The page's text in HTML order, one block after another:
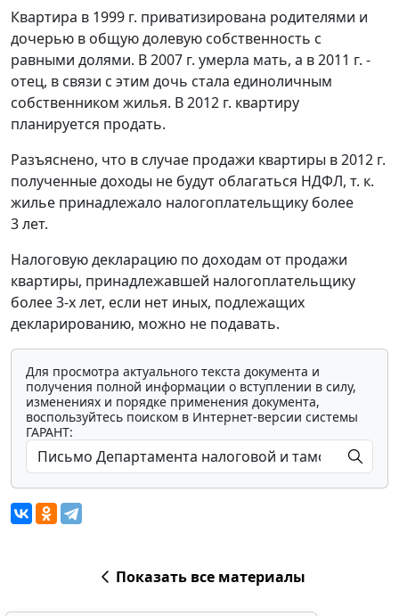
Квартира в 1999 г. приватизирована родителями и
дочерью в общую долевую собственность с
равными долями. В 2007 г. умерла мать, а в 2011 г. -
отец, в связи с этим дочь стала единоличным
собственником жилья. В 2012 г. квартиру
планируется продать.
Разъяснено, что в случае продажи квартиры в 2012 г.
полученные доходы не будут облагаться НДФЛ, т. к.
жилье принадлежало налогоплательщику более
3 лет.
Налоговую декларацию по доходам от продажи
квартиры, принадлежавшей налогоплательщику
более 3-х лет, если нет иных, подлежащих
декларированию, можно не подавать.
Для просмотра актуального текста документа и
получения полной информации о вступлении в силу,
изменениях и порядке применения документа,
воспользуйтесь поиском в Интернет-версии системы
ГАРАНТ:
Показать все материалы